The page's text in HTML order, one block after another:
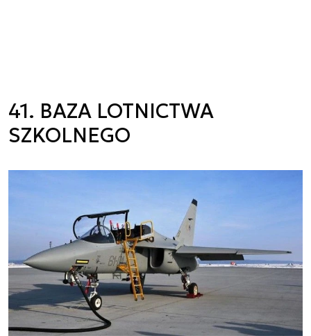
41. BAZA LOTNICTWA
SZKOLNEGO